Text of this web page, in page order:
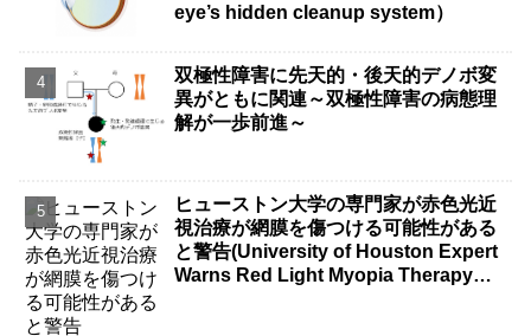
eye’s hidden cleanup system）
双極性障害に先天的・後天的デノボ変
異がともに関連～双極性障害の病態理
解が一歩前進～
ヒューストン大学の専門家が赤色光近
視治療が網膜を傷つける可能性がある
と警告(University of Houston Expert
Warns Red Light Myopia Therapy